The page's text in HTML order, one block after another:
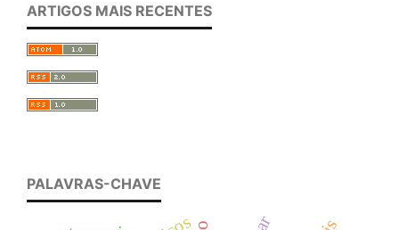
ARTIGOS MAIS RECENTES
PALAVRAS-CHAVE